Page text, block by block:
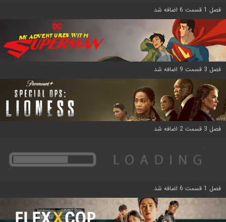
فصل 1 قسمت 6 اضافه شد
فصل 3 قسمت 9 اضافه شد
فصل 3 قسمت 2 اضافه شد
فصل 1 قسمت 6 اضافه شد